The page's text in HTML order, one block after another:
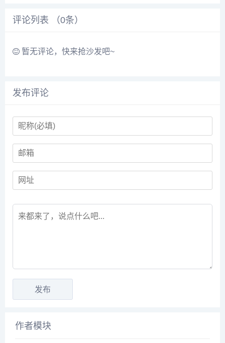
评论列表 （0条）
暂无评论，快来抢沙发吧~
发布评论
作者模块